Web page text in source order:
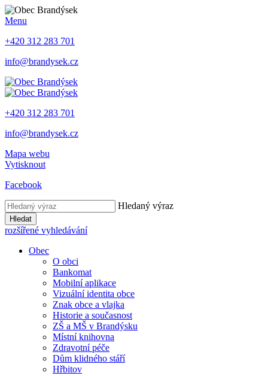
Menu
+420 312 283 701
info@brandysek.cz
+420 312 283 701
info@brandysek.cz
Mapa webu
Vytisknout
Facebook
Hledaný výraz
Hledat
rozšířené vyhledávání
Obec
O obci
Bankomat
Mobilní aplikace
Vizuální identita obce
Znak obce a vlajka
Historie a současnost
ZŠ a MŠ v Brandýsku
Místní knihovna
Zdravotní péče
Dům klidného stáří
Hřbitov